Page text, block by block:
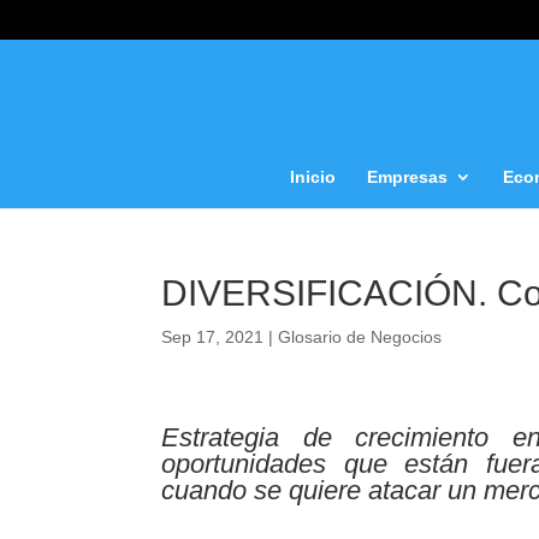
Inicio Empresas
DIVERSIFICACIÓN.
Sep 17, 2021 |Glosario de Negocios
Estrategia de crecimiento
oportunidades que están
cuando se quiere atacar un